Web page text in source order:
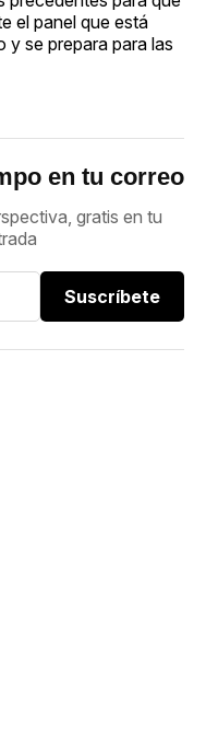
el panel que está
y se prepara para las
en tu correo
gratis en tu
Suscríbete